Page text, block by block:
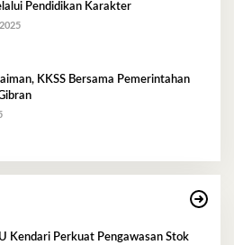
Pendidikan Karakter
KKSS Bersama Pemerintahan
Kendari Perkuat Pengawasan Stok